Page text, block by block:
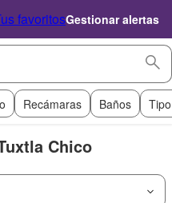
favoritosGestionar alertas
Recámaras Baños
Chico